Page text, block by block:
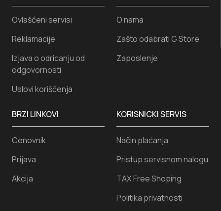
KORISNICKI SERVIS
Način plaćanja
Pristup servisnom nalogu
TAX Free Shoping
Politika privatnosti
Ovlašćeni servisi
Reklamacije
Izjava o odricanju od
odgovornosti
Uslovi koriščenja
O nama
Zašto odabrati G Store
Zaposlenje
BRZI LINKOVI
Cenovnik
Prijava
Akcija